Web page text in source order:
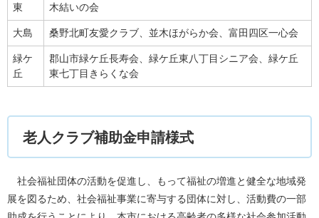
東
木結いの会
大島 桑野北町友愛クラブ、並木ほがらか会、富田四区一心会
緑ケ
丘
郡山市緑ケ丘長寿会、緑ケ丘東八丁目シニア会、緑ケ丘
東七丁目きらくな会
老人クラブ補助金申請様式
社会福祉団体の活動を促進し、もって福祉の増進と健全な地域発
展を図るため、社会福祉事業に寄与する団体に対し、活動費の一部